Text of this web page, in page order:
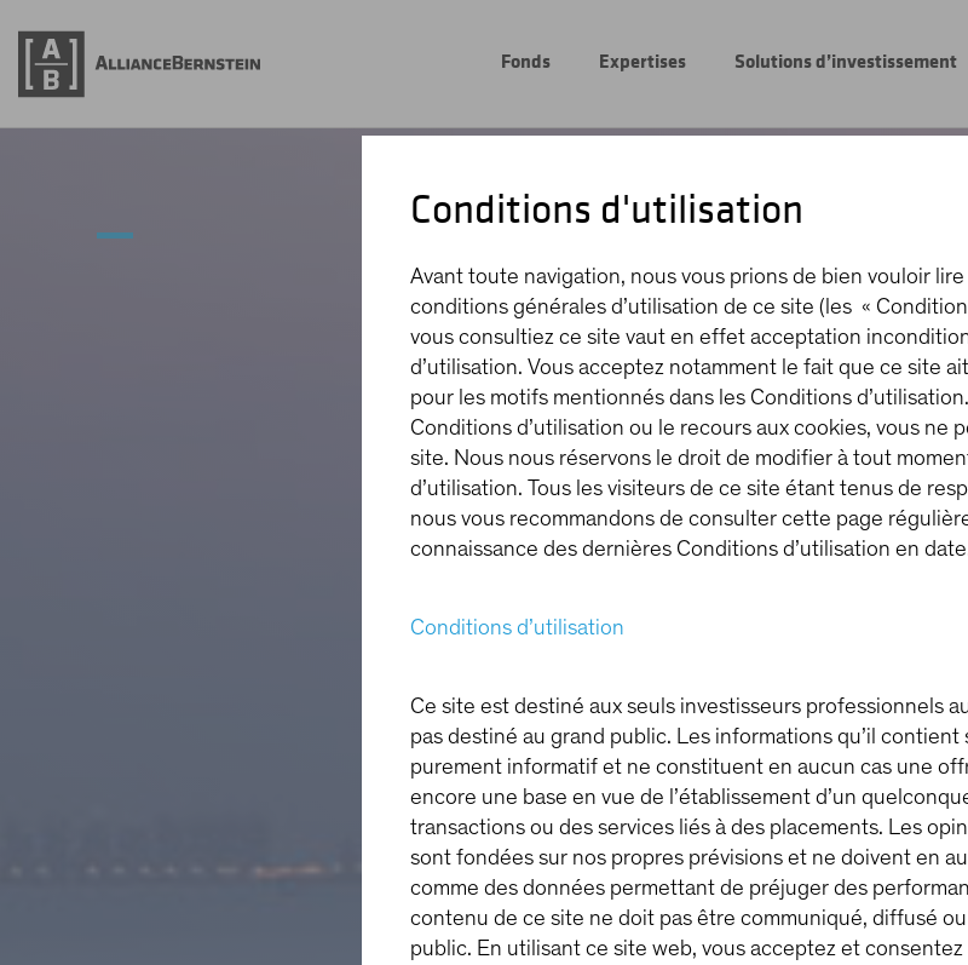
Fonds Expertises Solutions d’investissement
Conditions d'utilisation
Avant toute navigation, nous vous prions de bien vouloir
conditions générales d’utilisation de ce site (les «
vous consultiez ce site vaut en effet acceptation
d’utilisation. Vous acceptez notamment le fait que ce site
pour les motifs mentionnés dans les Conditions
Conditions d’utilisation ou le recours aux cookies, vous ne
site. Nous nous réservons le droit de modifier à tout
d’utilisation. Tous les visiteurs de ce site étant tenus de
nous vous recommandons de consulter cette page
connaissance des dernières Conditions d’utilisation en
Conditions d’utilisation
Ce site est destiné aux seuls investisseurs professionnels
pas destiné au grand public. Les informations qu’il
purement informatif et ne constituent en aucun cas une
encore une base en vue de l’établissement d’un
transactions ou des services liés à des placements. Les
sont fondées sur nos propres prévisions et ne doivent en
comme des données permettant de préjuger des
contenu de ce site ne doit pas être communiqué, diffusé
public. En utilisant ce site web, vous acceptez et